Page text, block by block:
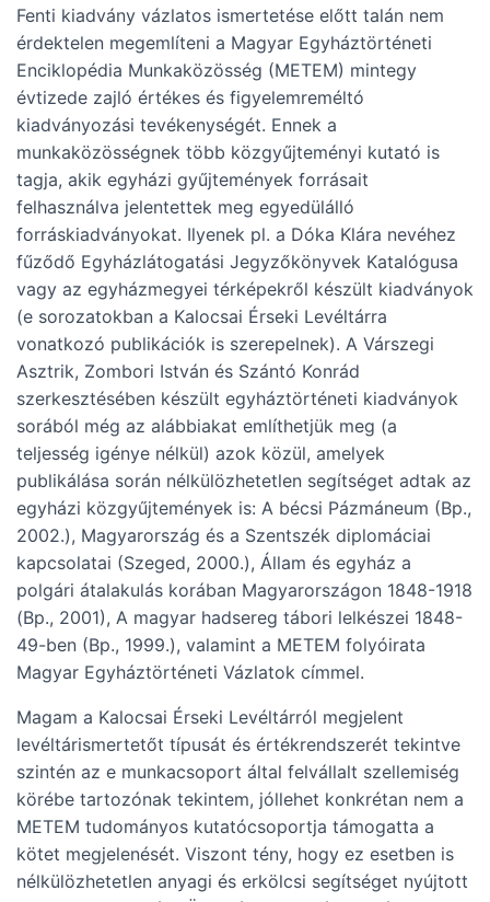
Fenti kiadvány vázlatos ismertetése előtt talán nem
érdektelen megemlíteni a Magyar Egyháztörténeti
Enciklopédia Munkaközösség (METEM) mintegy
évtizede zajló értékes és figyelemreméltó
kiadványozási tevékenységét. Ennek a
munkaközösségnek több közgyűjteményi kutató is
tagja, akik egyházi gyűjtemények forrásait
felhasználva jelentettek meg egyedülálló
forráskiadványokat. Ilyenek pl. a Dóka Klára nevéhez
fűződő Egyházlátogatási Jegyzőkönyvek Katalógusa
vagy az egyházmegyei térképekről készült kiadványok
(e sorozatokban a Kalocsai Érseki Levéltárra
vonatkozó publikációk is szerepelnek). A Várszegi
Asztrik, Zombori István és Szántó Konrád
szerkesztésében készült egyháztörténeti kiadványok
sorából még az alábbiakat említhetjük meg (a
teljesség igénye nélkül) azok közül, amelyek
publikálása során nélkülözhetetlen segítséget adtak az
egyházi közgyűjtemények is: A bécsi Pázmáneum (Bp.,
2002.), Magyarország és a Szentszék diplomáciai
kapcsolatai (Szeged, 2000.), Állam és egyház a
polgári átalakulás korában Magyarországon 1848-1918
(Bp., 2001), A magyar hadsereg tábori lelkészei 1848-
49-ben (Bp., 1999.), valamint a METEM folyóirata
Magyar Egyháztörténeti Vázlatok címmel.
Magam a Kalocsai Érseki Levéltárról megjelent
levéltárismertetőt típusát és értékrendszerét tekintve
szintén az e munkacsoport által felvállalt szellemiség
körébe tartozónak tekintem, jóllehet konkrétan nem a
METEM tudományos kutatócsoportja támogatta a
kötet megjelenését. Viszont tény, hogy ez esetben is
nélkülözhetetlen anyagi és erkölcsi segítséget nyújtott